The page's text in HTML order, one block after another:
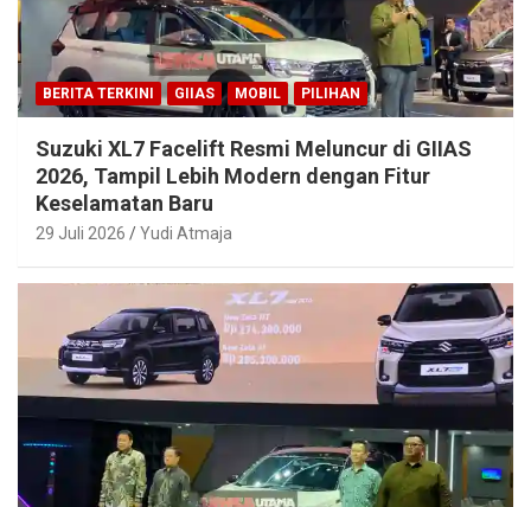
BERITA TERKINI GIIAS MOBIL PILIHAN
Suzuki XL7 Facelift Resmi Meluncur di GIIAS
2026, Tampil Lebih Modern dengan Fitur
Keselamatan Baru
29 Juli 2026 Yudi Atmaja